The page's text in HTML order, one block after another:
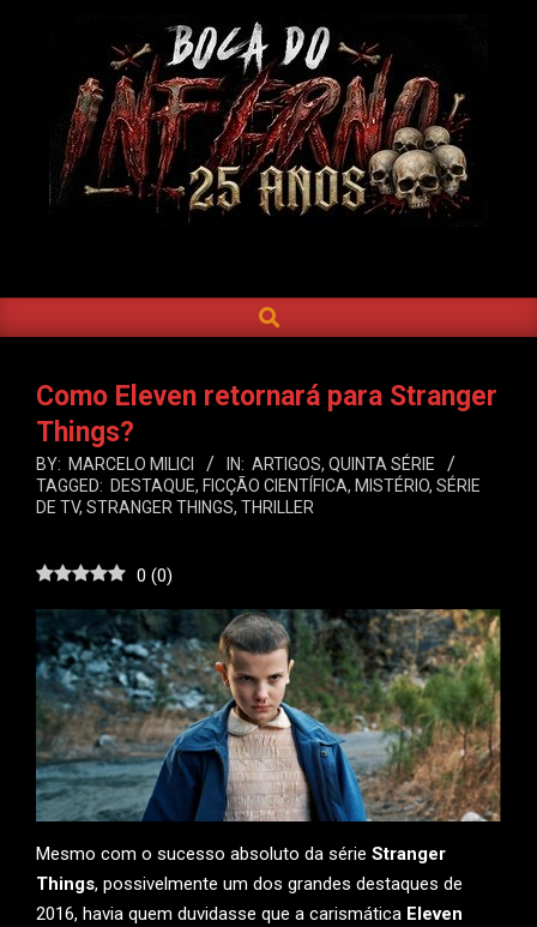
DO
INFERNO
Navigation
SEARCH
Como Eleven retornará para Stranger
Things?
BY: MARCELO MILICI IN: ARTIGOS, QUINTA SÉRIE
TAGGED: DESTAQUE, FICÇÃO CIENTÍFICA, MISTÉRIO, SÉRIE
DE TV, STRANGER THINGS, THRILLER
0 (0)
Mesmo com o sucesso absoluto da série Stranger
Things, possivelmente um dos grandes destaques de
2016, havia quem duvidasse que a carismática Eleven